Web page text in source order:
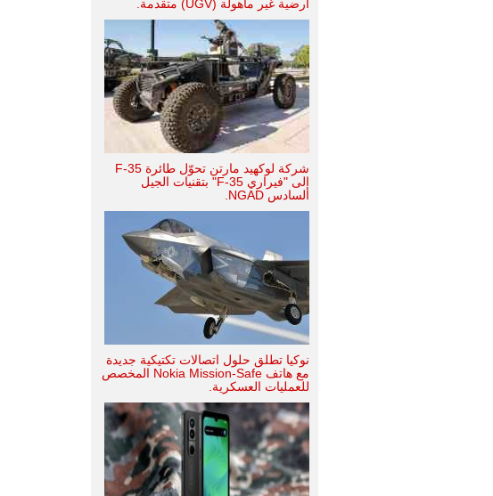
أرضية غير مأهولة (UGV) متقدمة.
شركة لوكهيد مارتن تحوّل طائرة F-35
إلى "فيراري F-35" بتقنيات الجيل
السادس NGAD.
نوكيا تطلق حلول اتصالات تكتيكية جديدة
مع هاتف Nokia Mission-Safe المخصص
للعمليات العسكرية.